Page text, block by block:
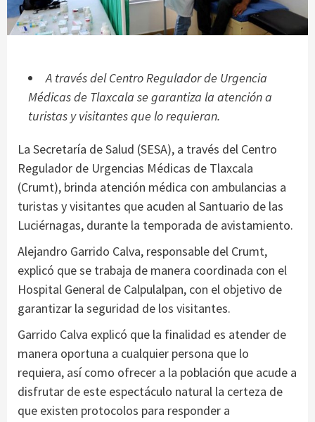
A través del Centro Regulador de Urgencia
Médicas de Tlaxcala se garantiza la atención a
turistas y visitantes que lo requieran.
La Secretaría de Salud (SESA), a través del Centro
Regulador de Urgencias Médicas de Tlaxcala
(Crumt), brinda atención médica con ambulancias a
turistas y visitantes que acuden al Santuario de las
Luciérnagas, durante la temporada de avistamiento.
Alejandro Garrido Calva, responsable del Crumt,
explicó que se trabaja de manera coordinada con el
Hospital General de Calpulalpan, con el objetivo de
garantizar la seguridad de los visitantes.
Garrido Calva explicó que la finalidad es atender de
manera oportuna a cualquier persona que lo
requiera, así como ofrecer a la población que acude a
disfrutar de este espectáculo natural la certeza de
que existen protocolos para responder a